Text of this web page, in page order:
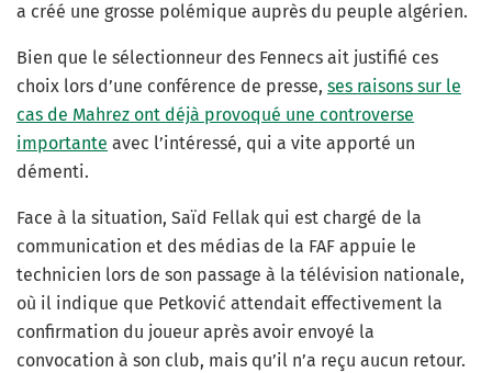
a créé une grosse polémique auprès du peuple algérien.
Bien que le sélectionneur des Fennecs ait justifié ces
choix lors d’une conférence de presse, ses raisons sur le
cas de Mahrez ont déjà provoqué une controverse
importante avec l’intéressé, qui a vite apporté un
démenti.
Face à la situation, Saïd Fellak qui est chargé de la
communication et des médias de la FAF appuie le
technicien lors de son passage à la télévision nationale,
où il indique que Petković attendait effectivement la
confirmation du joueur après avoir envoyé la
convocation à son club, mais qu’il n’a reçu aucun retour.